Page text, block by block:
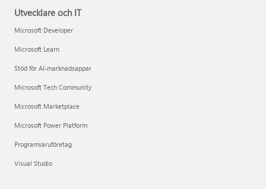
Utvecklare och IT
Microsoft Developer
Microsoft Learn
Stöd för AI-marknadsappar
Microsoft Tech Community
Microsoft Marketplace
Microsoft Power Platform
Programvaruföretag
Visual Studio